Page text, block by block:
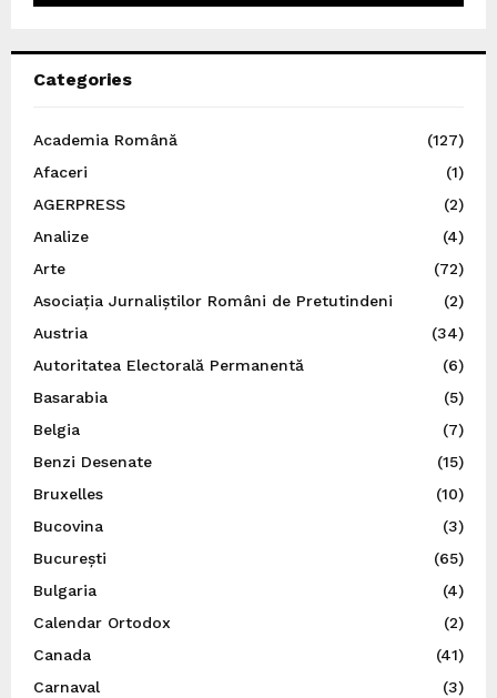
Categories
Academia Română
(127)
Afaceri
(1)
AGERPRESS
(2)
Analize
(4)
Arte
(72)
Asociația Jurnaliștilor Români de Pretutindeni
(2)
Austria
(34)
Autoritatea Electorală Permanentă
(6)
Basarabia
(5)
Belgia
(7)
Benzi Desenate
(15)
Bruxelles
(10)
Bucovina
(3)
București
(65)
Bulgaria
(4)
Calendar Ortodox
(2)
Canada
(41)
Carnaval
(3)